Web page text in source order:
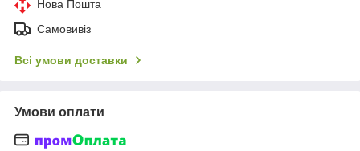
Нова Пошта
Самовивіз
Всі умови доставки
Умови оплати